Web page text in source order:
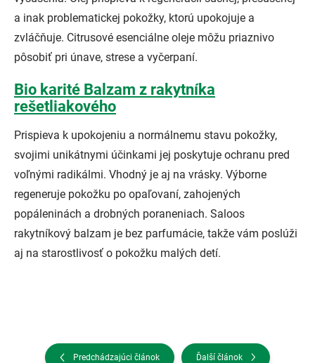
a inak problematickej pokožky, ktorú upokojuje a
zvláčňuje. Citrusové esenciálne oleje môžu priaznivo
pôsobiť pri únave, strese a vyčerpaní.
Bio karité Balzam z rakytníka
rešetliakového
Prispieva k upokojeniu a normálnemu stavu pokožky,
svojimi unikátnymi účinkami jej poskytuje ochranu pred
voľnými radikálmi. Vhodný je aj na vrásky. Výborne
regeneruje pokožku po opaľovaní, zahojených
popáleninách a drobných poraneniach. Saloos
rakytníkový balzam je bez parfumácie, takže vám poslúži
aj na starostlivosť o pokožku malých detí.
Predchádzajúci článok Ďalší článok